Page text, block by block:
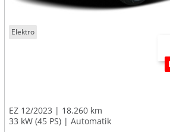
Elektro
EZ 12/2023
18.260 km
33 kW (45 PS)
Automatik